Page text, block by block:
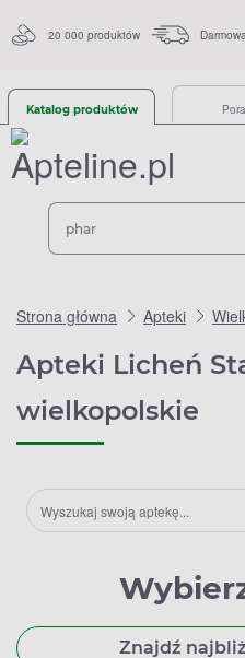
20 000 produktów
Katalog produktów
Strona główna Apteki
Apteki Licheń
wielkopolskie
Znajdź